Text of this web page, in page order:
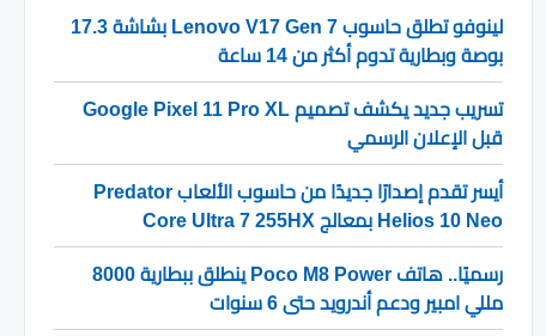
لينوفو تطلق حاسوب Lenovo V17 Gen 7 بشاشة 17.3
بوصة وبطارية تدوم أكثر من 14 ساعة
تسريب جديد يكشف تصميم Google Pixel 11 Pro XL
قبل الإعلان الرسمي
أيسر تقدم إصدارًا جديدًا من حاسوب الألعاب Predator
Helios 10 Neo بمعالج Core Ultra 7 255HX
رسميًا.. هاتف Poco M8 Power ينطلق ببطارية 8000
مللي امبير ودعم أندرويد حتى 6 سنوات